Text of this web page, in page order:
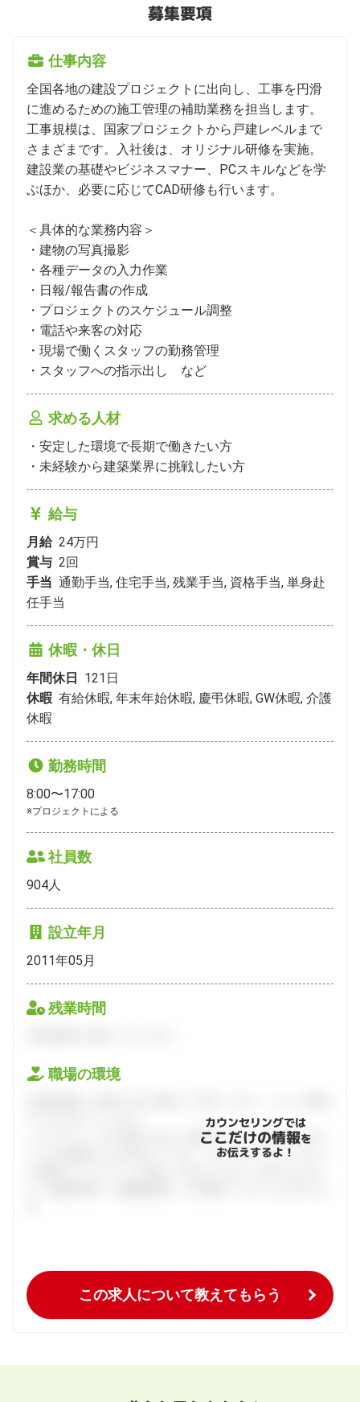
募集要項
仕事内容
全国各地の建設プロジェクトに出向し、工事を円滑
に進めるための施⼯管理の補助業務を担当します。
工事規模は、国家プロジェクトから戸建レベルまで
さまざまです。入社後は、オリジナル研修を実施。
建設業の基礎やビジネスマナー、PCスキルなどを学
ぶほか、必要に応じてCAD研修も行います。
＜具体的な業務内容＞
・建物の写真撮影
・各種データの入力作業
・日報/報告書の作成
・プロジェクトのスケジュール調整
・電話や来客の対応
・現場で働くスタッフの勤務管理
・スタッフへの指示出し　など
求める人材
・安定した環境で長期で働きたい方
・未経験から建築業界に挑戦したい方
給与
月給 24万円
賞与 2回
手当 通勤手当, 住宅手当, 残業手当, 資格手当, 単身赴
任手当
休暇・休日
年間休日 121 日
休暇 有給休暇, 年末年始休暇, 慶弔休暇, GW休暇, 介護
休暇
勤務時間
8:00〜17:00
※プロジェクトによる
社員数
904人
設立年月
2011年05月
残業時間
職場の環境
ハタラクティブが企業とあなたの間に立って、あなたに向い
ている仕事探しをお手伝いします。キャリアアドバイザーと
カウンセリングでは
ここだけの情報を
お伝えするよ！
この求人について教えてもらう